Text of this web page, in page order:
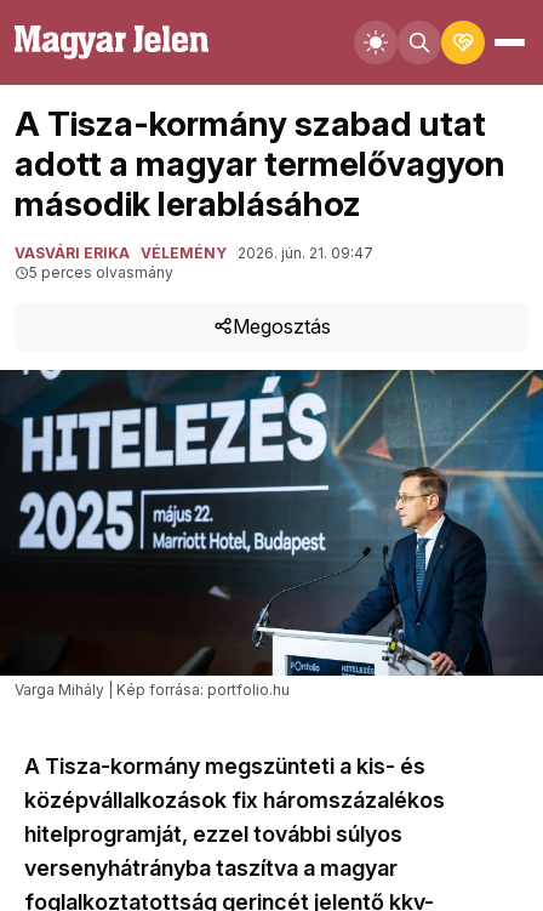
A Tisza-kormány szabad utat
adott a magyar termelővagyon
második lerablásához
VASVÁRI ERIKA VÉLEMÉNY
2026. jún. 21. 09:47
5 perces olvasmány
Megosztás
Varga Mihály | Kép forrása: portfolio.hu
A Tisza-kormány megszünteti a kis- és
középvállalkozások fix háromszázalékos
hitelprogramját, ezzel további súlyos
versenyhátrányba taszítva a magyar
foglalkoztatottság gerincét jelentő kkv-